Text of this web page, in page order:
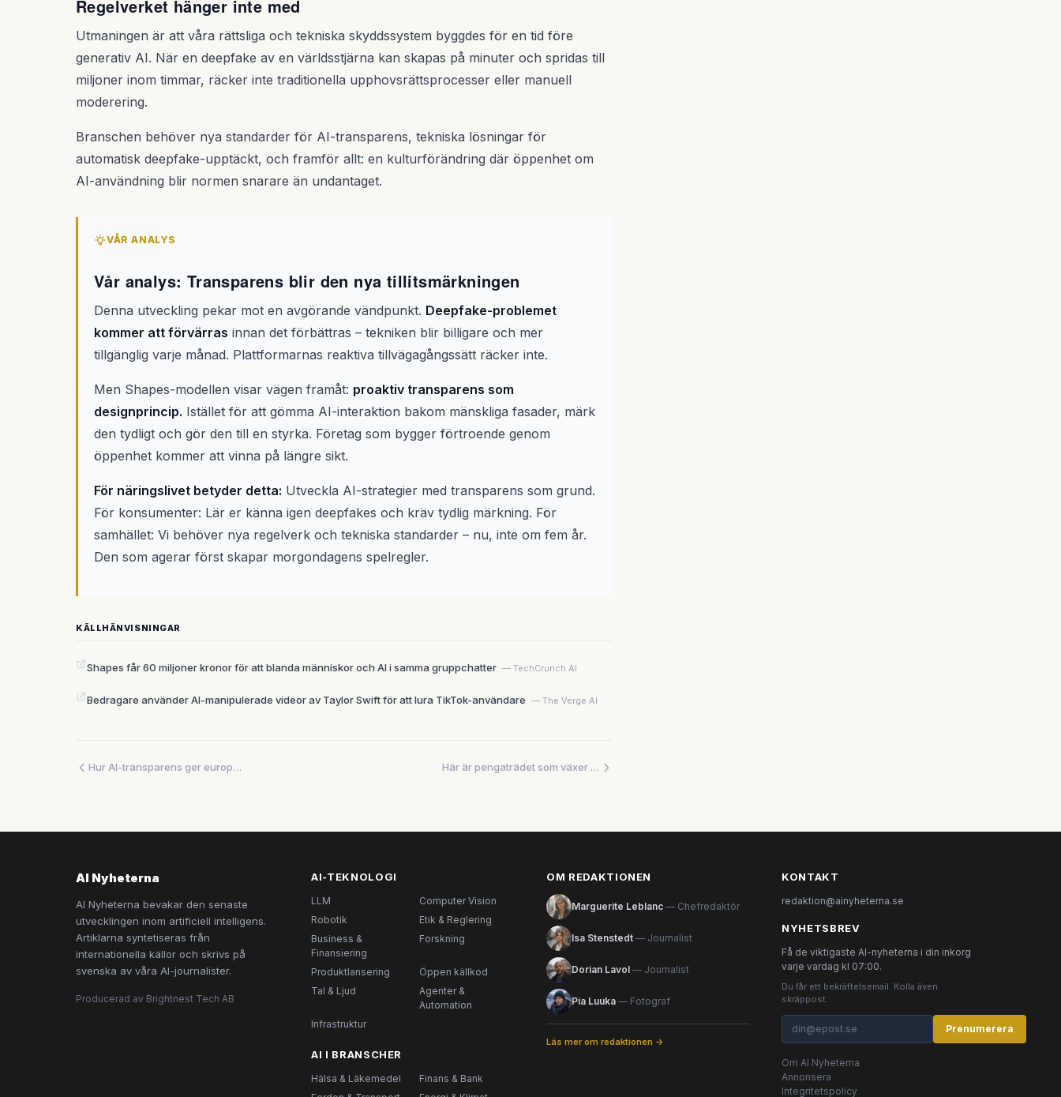
Regelverket hänger inte med
Utmaningen är att våra rättsliga och tekniska skyddssystem byggdes för en tid före
generativ AI. När en deepfake av en världsstjärna kan skapas på minuter och spridas till
miljoner inom timmar, räcker inte traditionella upphovsrättsprocesser eller manuell
moderering.
Branschen behöver nya standarder för AI-transparens, tekniska lösningar för
automatisk deepfake-upptäckt, och framför allt: en kulturförändring där öppenhet om
AI-användning blir normen snarare än undantaget.
VÅR ANALYS
Vår analys: Transparens blir den nya tillitsmärkningen
Denna utveckling pekar mot en avgörande vändpunkt. Deepfake-problemet
kommer att förvärras innan det förbättras – tekniken blir billigare och mer
tillgänglig varje månad. Plattformarnas reaktiva tillvägagångssätt räcker inte.
Men Shapes-modellen visar vägen framåt: proaktiv transparens som
designprincip. Istället för att gömma AI-interaktion bakom mänskliga fasader, märk
den tydligt och gör den till en styrka. Företag som bygger förtroende genom
öppenhet kommer att vinna på längre sikt.
För näringslivet betyder detta: Utveckla AI-strategier med transparens som grund.
För konsumenter: Lär er känna igen deepfakes och kräv tydlig märkning. För
samhället: Vi behöver nya regelverk och tekniska standarder – nu, inte om fem år.
Den som agerar först skapar morgondagens spelregler.
KÄLLHÄNVISNINGAR
Shapes får 60 miljoner kronor för att blanda människor och AI i samma gruppchatter — TechCrunch AI
Bedragare använder AI-manipulerade videor av Taylor Swift för att lura TikTok-användare — The Verge AI
Hur AI-transparens ger europeiska startups övertag mot amerikanska jättar Här är pengaträdet som växer ur Sveriges nya tekniklagar
AI Nyheterna
AI Nyheterna bevakar den senaste
utvecklingen inom artificiell intelligens.
Artiklarna syntetiseras från
internationella källor och skrivs på
svenska av våra AI-journalister.
Producerad av Brightnest Tech AB
AI-TEKNOLOGI
LLM
Computer Vision
Robotik
Etik & Reglering
Business &
Finansiering
Forskning
Produktlansering
Öppen källkod
Tal & Ljud
Agenter &
Automation
Infrastruktur
AI I BRANSCHER
Hälsa & Läkemedel
Finans & Bank
OM REDAKTIONEN
Marguerite Leblanc — Chefredaktör
Isa Stenstedt — Journalist
Dorian Lavol — Journalist
Pia Luuka — Fotograf
Läs mer om redaktionen →
KONTAKT
redaktion@ainyheterna.se
NYHETSBREV
Få de viktigaste AI-nyheterna i din inkorg
varje vardag kl 07:00.
Du får ett bekräftelsemail. Kolla även
skräppost.
Prenumerera
Om AI Nyheterna
Annonsera
Integritetspolicy